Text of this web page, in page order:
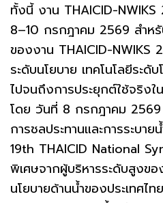
ทั้งนี้ งาน THAICID-
8–10 กรกฎาคม 2569 สำห
ของงาน THAICID-
ระดับนโยบาย เทคโนโลยีระดั
ไปจนถึงการประยุกต์ใช้จริงใ
โดย วันที่ 8 กรกฎาคม 2569
การชลประทานและการระบา
19th THAICID National
พิเศษจากผู้บริหารระดับสูงข
นโยบายด้านน้ำของประเทศไ